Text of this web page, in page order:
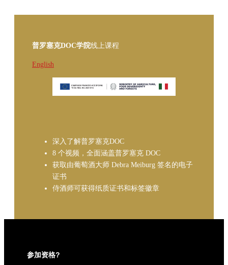
普罗塞克DOC学院线上课程
English
深入了解普罗塞克DOC
8 个视频，全面涵盖普罗塞克 DOC
获取由葡萄酒大师 Debra Meiburg 签名的电子
证书
侍酒师可获得纸质证书和标签徽章
参加资格?